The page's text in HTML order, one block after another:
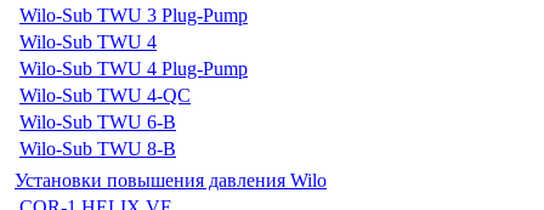
Wilo-Sub TWU 3 Plug-Pump
Wilo-Sub TWU 4
Wilo-Sub TWU 4 Plug-Pump
Wilo-Sub TWU 4-QC
Wilo-Sub TWU 6-B
Wilo-Sub TWU 8-B
Установки повышения давления Wilo